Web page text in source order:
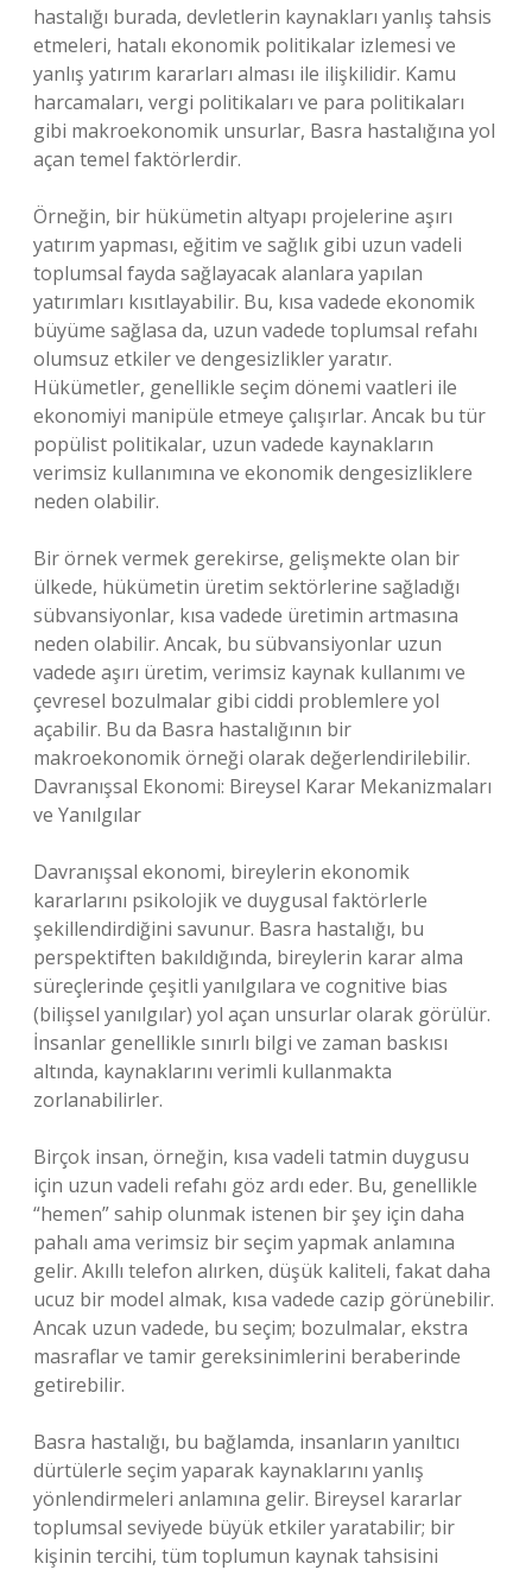
hastalığı burada, devletlerin kaynakları yanlış tahsis
etmeleri, hatalı ekonomik politikalar izlemesi ve
yanlış yatırım kararları alması ile ilişkilidir. Kamu
harcamaları, vergi politikaları ve para politikaları
gibi makroekonomik unsurlar, Basra hastalığına yol
açan temel faktörlerdir.
Örneğin, bir hükümetin altyapı projelerine aşırı
yatırım yapması, eğitim ve sağlık gibi uzun vadeli
toplumsal fayda sağlayacak alanlara yapılan
yatırımları kısıtlayabilir. Bu, kısa vadede ekonomik
büyüme sağlasa da, uzun vadede toplumsal refahı
olumsuz etkiler ve dengesizlikler yaratır.
Hükümetler, genellikle seçim dönemi vaatleri ile
ekonomiyi manipüle etmeye çalışırlar. Ancak bu tür
popülist politikalar, uzun vadede kaynakların
verimsiz kullanımına ve ekonomik dengesizliklere
neden olabilir.
Bir örnek vermek gerekirse, gelişmekte olan bir
ülkede, hükümetin üretim sektörlerine sağladığı
sübvansiyonlar, kısa vadede üretimin artmasına
neden olabilir. Ancak, bu sübvansiyonlar uzun
vadede aşırı üretim, verimsiz kaynak kullanımı ve
çevresel bozulmalar gibi ciddi problemlere yol
açabilir. Bu da Basra hastalığının bir
makroekonomik örneği olarak değerlendirilebilir.
Davranışsal Ekonomi: Bireysel Karar Mekanizmaları
ve Yanılgılar
Davranışsal ekonomi, bireylerin ekonomik
kararlarını psikolojik ve duygusal faktörlerle
şekillendirdiğini savunur. Basra hastalığı, bu
perspektiften bakıldığında, bireylerin karar alma
süreçlerinde çeşitli yanılgılara ve cognitive bias
(bilişsel yanılgılar) yol açan unsurlar olarak görülür.
İnsanlar genellikle sınırlı bilgi ve zaman baskısı
altında, kaynaklarını verimli kullanmakta
zorlanabilirler.
Birçok insan, örneğin, kısa vadeli tatmin duygusu
için uzun vadeli refahı göz ardı eder. Bu, genellikle
“hemen” sahip olunmak istenen bir şey için daha
pahalı ama verimsiz bir seçim yapmak anlamına
gelir. Akıllı telefon alırken, düşük kaliteli, fakat daha
ucuz bir model almak, kısa vadede cazip görünebilir.
Ancak uzun vadede, bu seçim; bozulmalar, ekstra
masraflar ve tamir gereksinimlerini beraberinde
getirebilir.
Basra hastalığı, bu bağlamda, insanların yanıltıcı
dürtülerle seçim yaparak kaynaklarını yanlış
yönlendirmeleri anlamına gelir. Bireysel kararlar
toplumsal seviyede büyük etkiler yaratabilir; bir
kişinin tercihi, tüm toplumun kaynak tahsisini